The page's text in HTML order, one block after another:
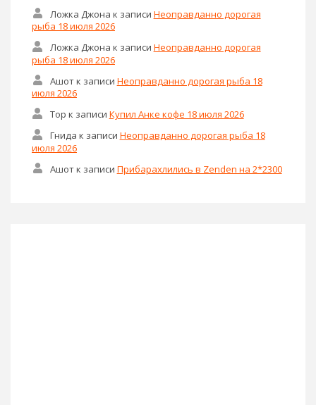
Ложка Джона к записи Неоправданно дорогая
рыба 18 июля 2026
Ложка Джона к записи Неоправданно дорогая
рыба 18 июля 2026
Ашотк записи Неоправданно дорогая рыба 18
июля 2026
Тор к записи Купил Анке кофе 18 июля 2026
Гнида к записи Неоправданно дорогая рыба 18
июля 2026
Ашотк записи Прибарахлились в Zenden на 2*2300